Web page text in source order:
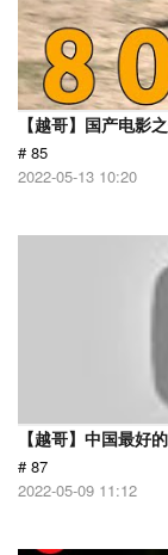
【越哥】国产电影
# 85
2022-05-13 10:20
【越哥】中国最好
# 87
2022-05-09 11:12